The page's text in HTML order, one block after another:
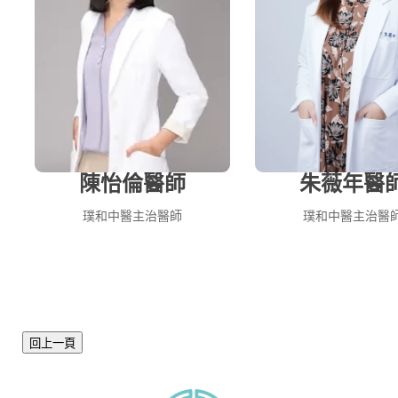
陳怡倫醫師
璞和中醫主治醫師
朱薇年醫
璞和中醫主治醫
回上一頁